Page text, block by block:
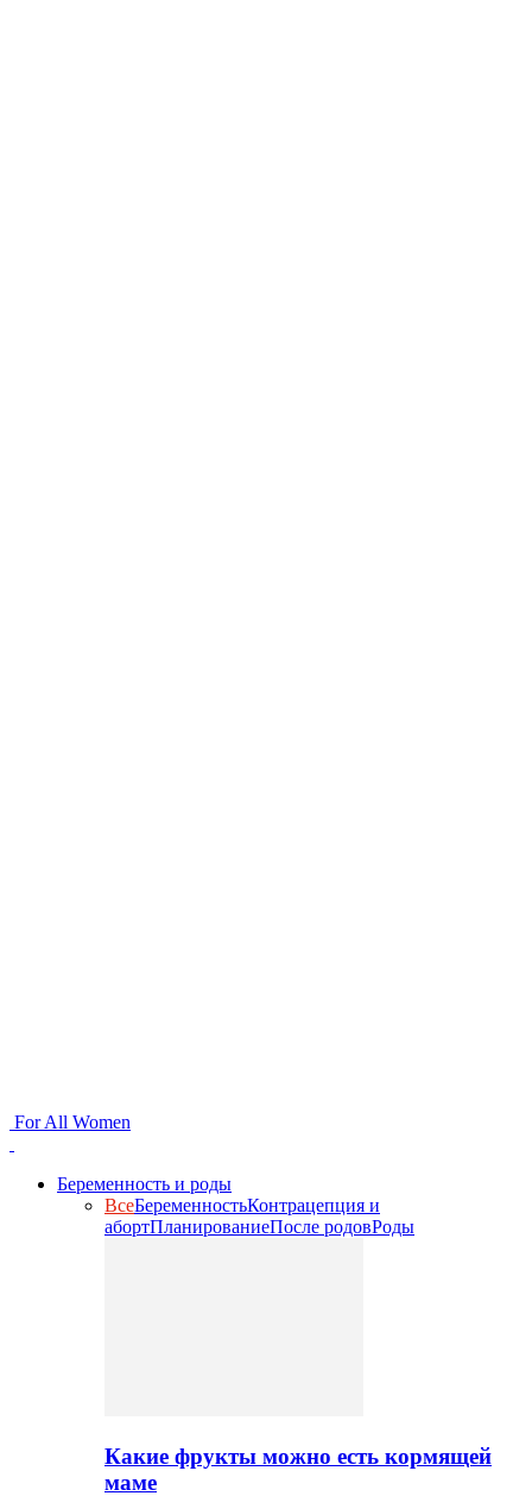
For All Women
Беременность и роды
ВсеБеременностьКонтрацепция и
абортПланированиеПосле родовРоды
Какие фрукты можно есть кормящей
маме